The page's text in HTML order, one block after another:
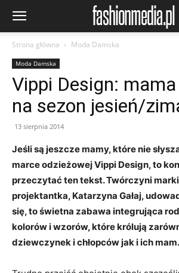
Strona główna Moda Damska
Moda Damska
Vippi Design:
na sezon jesień/
13 sierpnia 2014
Jeśli są jeszcze mamy, które nie
marce odzieżowej Vippi Design, to
przeczytać ten tekst. Twórczyni marki
projektantka, Katarzyna Gałaj,
się, to świetna zabawa integrująca
kolorów i wzorów, które królują
dziewczynek i chłopców jak i ich mam.